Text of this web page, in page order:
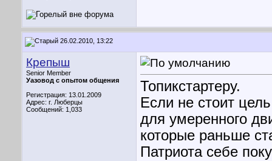
26.02.2010, 13:22
Крепыш
Senior Member
Уазовод с опытом общения
Регистрация: 13.01.2009
Адрес: г. Люберцы
Сообщений: 1,033
Топикстартеру.
Если не стоит
для умеренного
которые раньше
Патриота себе